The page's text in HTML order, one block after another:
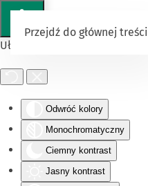
Ułatwienia dostępu
Odwróć kolory
Monochromatyczny
Ciemny kontrast
Jasny kontrast
Przejdź do głównej treści